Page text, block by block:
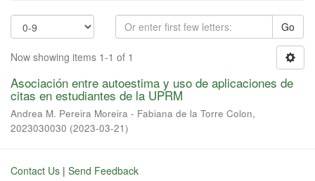
Go
Now showing items 1-1 of 1
Asociación entre autoestima y uso de aplicaciones de
citas en estudiantes de la UPRM
Andrea M. Pereira Moreira - Fabiana de la Torre Colon,
2023030030 (2023-03-21)
Contact Us | Send Feedback